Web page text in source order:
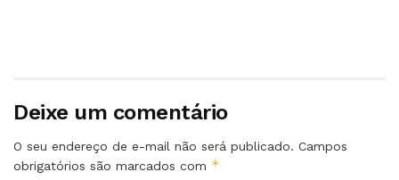
Deixe um comentário
O seu endereço de e-mail não será publicado. Campos
obrigatórios são marcados com *